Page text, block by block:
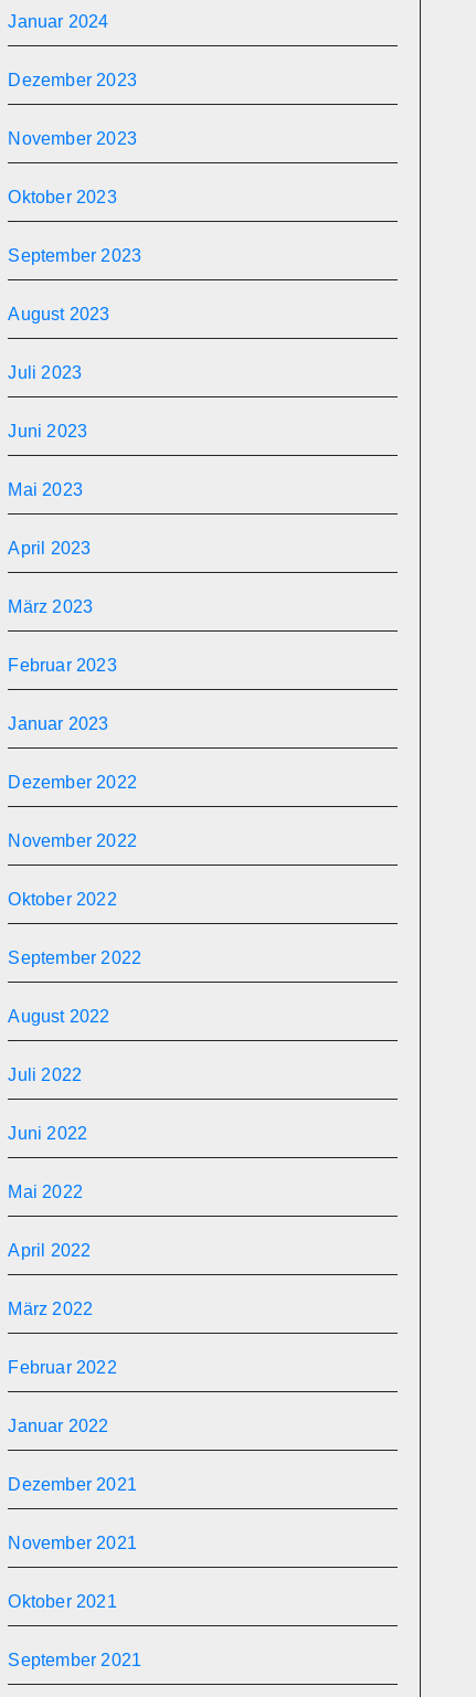
Januar 2024
Dezember 2023
November 2023
Oktober 2023
September 2023
August 2023
Juli 2023
Juni 2023
Mai 2023
April 2023
März 2023
Februar 2023
Januar 2023
Dezember 2022
November 2022
Oktober 2022
September 2022
August 2022
Juli 2022
Juni 2022
Mai 2022
April 2022
März 2022
Februar 2022
Januar 2022
Dezember 2021
November 2021
Oktober 2021
September 2021